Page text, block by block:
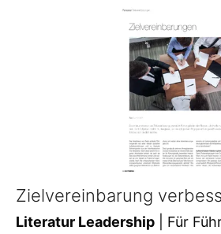
Zielvereinbarung
Literatur Leadership | Für